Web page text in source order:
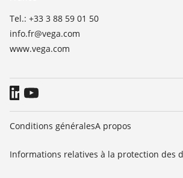
Presse
Blog
Tel.: +33 3 88 59 01 50
info.fr@vega.com
www.vega.com
Conditions généralesA propos
Informations relatives à la protection des